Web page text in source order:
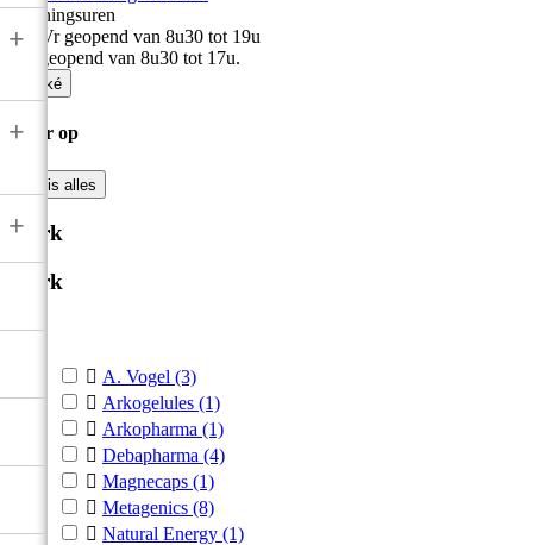
+
+
+
Openingsuren
Ma-Vr geopend van 8u30 tot 19u
Zat geopend van 8u30 tot 17u.
Oké
Filter op
Wis alles
Merk
Merk
 
 A. Vogel (3)
 Arkogelules (1)
 Arkopharma (1)
 Debapharma (4)
 Magnecaps (1)
 Metagenics (8)
 Natural Energy (1)